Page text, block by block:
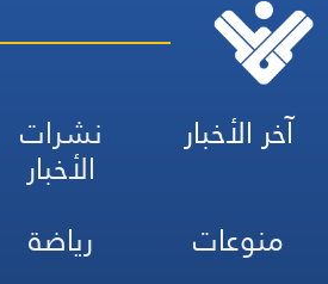
آخر الأخبار نشرات
الأخبار
منوعات
رياضة